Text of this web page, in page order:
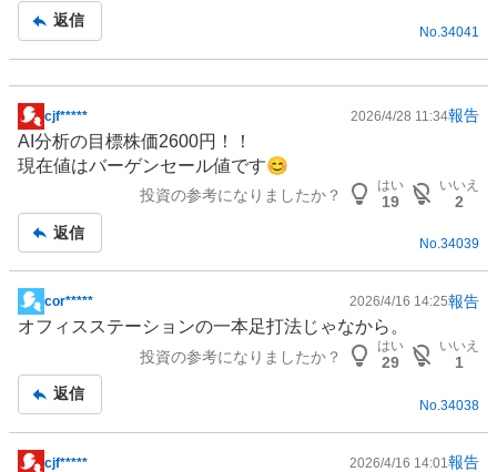
事
返信
No. 34041
掲
示
板
cjf***** 2026/4/28 11:34報告
AI分析の目標株価2600円！！
現在値はバーゲンセール値です😊
投資の参考になりましたか？
はい
19
いいえ
2
返信
No.34039
掲
示
事
cor***** 2026/4/16 14:25報告
オフィス ステーションの一本足打法じゃなから。
投資の参考になりましたか？
はい
29
いいえ
1
返信
No. 34038
cjf***** 2026/4/16 14:01 報告